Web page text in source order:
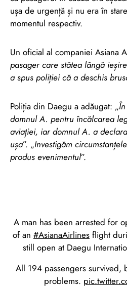
ușa de urgență și nu era în
momentul respectiv.
Un oficial al companiei Asiana
pasager care stătea lângă
a spus poliției că a deschis
Poliția din Daegu a adăugat: „
domnul A. pentru încălcarea
aviației, iar domnul A. a
ușa”. „Investigăm
produs evenimentul”.
A man has been arrested for
of an #AsianaAirlines flight
still open at Daegu
All 194 passengers survived,
problems.